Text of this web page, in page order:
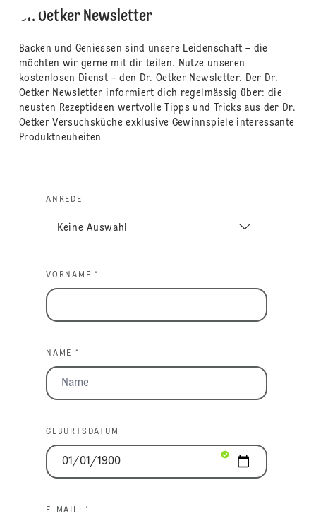
Dr. Oetker Newsletter
Backen und Geniessen sind unsere Leidenschaft – die
möchten wir gerne mit dir teilen. Nutze unseren
kostenlosen Dienst – den Dr. Oetker Newsletter. Der Dr.
Oetker Newsletter informiert dich regelmässig über: die
neusten Rezeptideen wertvolle Tipps und Tricks aus der Dr.
Oetker Versuchsküche exklusive Gewinnspiele interessante
Produktneuheiten
ANREDE
VORNAME *
NAME *
GEBURTSDATUM
E-MAIL: *